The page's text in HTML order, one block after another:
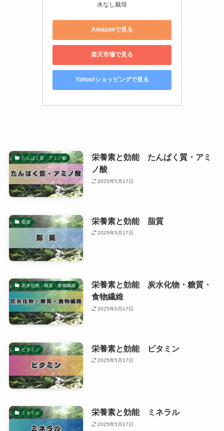
水なし栽培
Amazonで見る
楽天市場で見る
Yahoo!ショッピングで見る
たんぱく質・アミノ酸
栄養素と効能 たんぱく質・アミ
ノ酸
2025年5月17日
脂質 栄養素と効能 脂質
2025年5月17日
炭水化物・糖質・食物繊維
栄養素と効能 炭水化物・糖質・
食物繊維
2025年5月17日
ビタミン 栄養素と効能 ビタミン
2025年5月17日
ミネラル 栄養素と効能 ミネラル
2025年5月17日